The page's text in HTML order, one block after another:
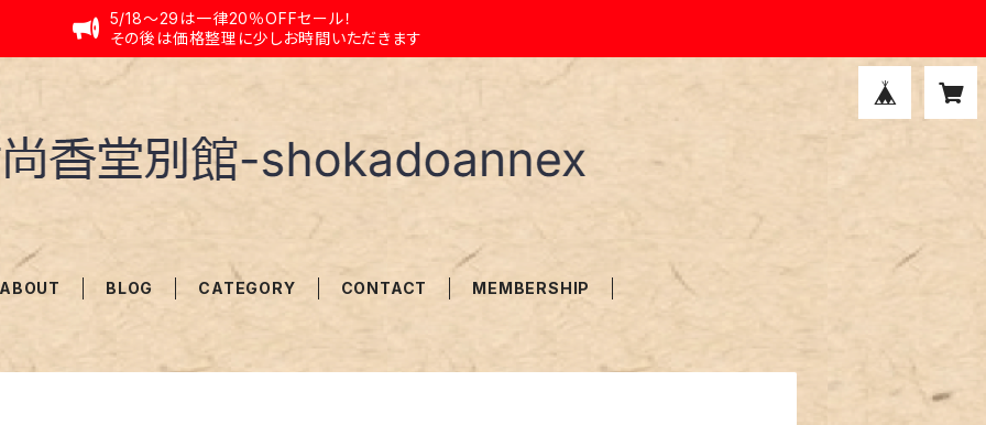
5/18〜29は一律20％OFFセール！
その後は価格整理に少しお時間いただきます
BLOG CATEGORY CONTACT MEMBERSHIP